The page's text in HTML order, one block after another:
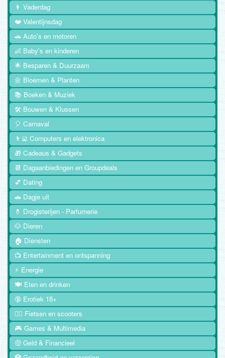
👨 Vaderdag
❤️ Valentijnsdag
🚗 Auto's en motoren
👶 Baby's en kinderen
🌟 Besparen & Duurzaam
🌼 Bloemen & Planten
📚 Boeken & Muziek
🛠️ Bouwen & Klussen
🎈 Carnaval
👨‍💻 Computers en elektronica
🎁 Cadeaus & Gadgets
📆 Dagaanbiedingen en Groupdeals
💕 Dating
🚗 Dagje uit
💊 Drogisterijen - Parfumerie
🐶 Dieren
🏠 Diensten
📺 Entertainment en ontspanning
⚡ Energie
🍽️ Eten en drinken
🔞 Erotiek 18+
🚴‍♂️ Fietsen en scooters
🎮 Games & Multimedia
🤑 Geld & Financieel